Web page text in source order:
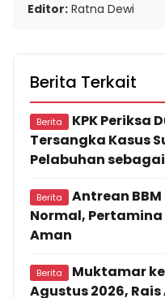
Editor: Ratna Dewi
Berita Terkait
Berita
KPK Periksa
Tersangka Kasus
Pelabuhan
Berita
Antrean
Normal,
Aman
Berita
Muktamar
Agustus 2026, Rais